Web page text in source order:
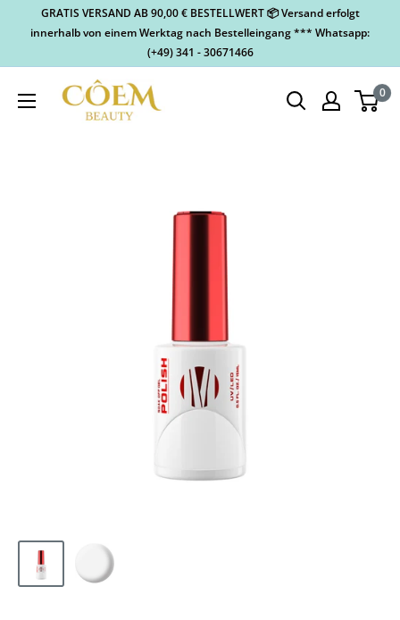
GRATIS VERSAND AB 90,00 € BESTELLWERT 📦 Versand erfolgt
innerhalb von einem Werktag nach Bestelleingang *** Whatsapp:
(+49) 341 - 30671466
0